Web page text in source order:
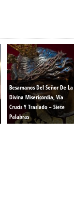
Besamanos Del Señor De La
Divina Misericordia, Vía
Crucis Y Traslado – Siete
Palabras